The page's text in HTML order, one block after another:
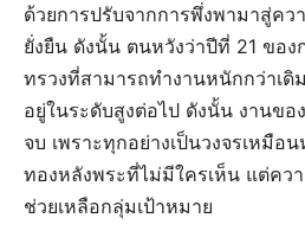
ด้วยการปรับจากการพึ่งพามาสู่คว
ยั่งยืน ดังนั้น ตนหวังว่าปีที่ 21 ของ
ทรวงที่สามารถทำงานหนักกว่าเ
อยู่ในระดับสูงต่อไป ดังนั้น งานข
จบ เพราะทุกอย่างเป็นวงจรเหมื
ทองหลังพระที่ไม่มีใครเห็น แต่คว
ช่วยเหลือกลุ่มเป้าหมาย